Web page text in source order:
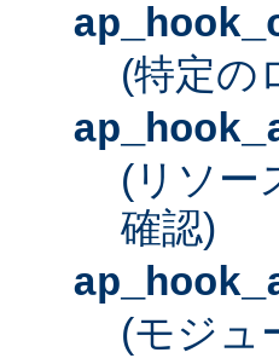
(特定の
(リソー
確認)
(モジュ